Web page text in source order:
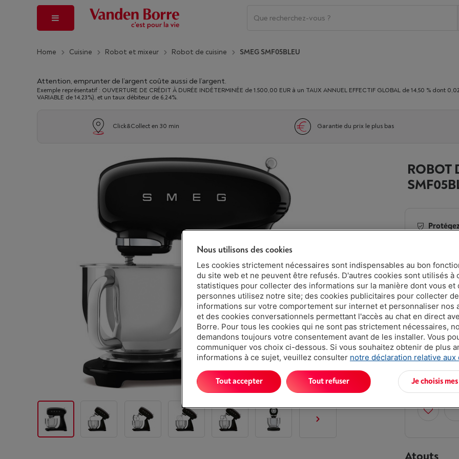
Home Cuisine Robot et mixeur Robot de cuisine SMEG SMF05BLEU
Attention, emprunter de l’argent coûte aussi de l’argent.
Exemple représentatif : OUVERTURE DE CRÉDIT À DURÉE INDÉTERMINÉE de 1.500,00 EUR à un TAUX ANNUEL EFFECTIF GLOBAL de 14,50 %
VARIABLE de 14,23%), et un taux débiteur de 6,24%.
Click&Collect en 30 min Garantie du prix le plus bas
ROBOT
2 ans
Livré
€
Ou 10
Taux
Moins de 5
Nous utilisons des cookies
Les cookies strictement nécessaires sont indispensables au bon
du site web et ne peuvent être refusés. D'autres cookies sont utilisés à
statistiques pour collecter des informations sur la manière dont vous et
personnes utilisez notre site; des cookies publicitaires pour collecter
informations sur votre comportement sur internet et personnaliser nos
et des cookies conversationnels permettant l'accès au chat en direct
Borre. Pour tous les cookies qui ne sont pas strictement nécessaires,
demandons toujours votre consentement avant de les installer. Vous
communiquer vos choix ci-dessous. Si vous souhaitez obtenir de plus
informations à ce sujet, veuillez consulter notre déclaration relative aux
Je choisis
Tout refuser
Tout accepter